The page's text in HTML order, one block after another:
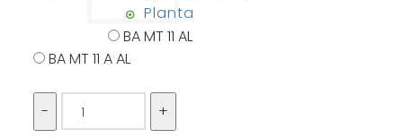
Planta
BA MT 11 AL
BA MT 11 A AL